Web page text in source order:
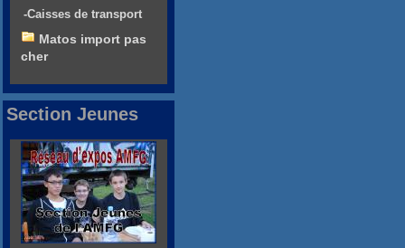
-Caisses de transport
Matos import pas
cher
Section Jeunes